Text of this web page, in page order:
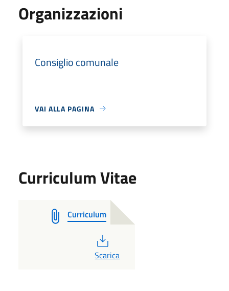
Organizzazioni
Consiglio comunale
VAI ALLA PAGINA
Curriculum Vitae
Curriculum
PDF
Scarica